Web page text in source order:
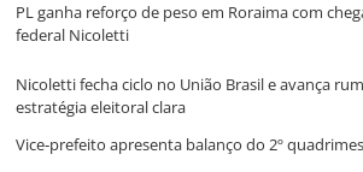
PL ganha reforço de peso em Roraima com
federal Nicoletti
Nicoletti fecha ciclo no União Brasil e avança
estratégia eleitoral clara
Vice‑prefeito apresenta balanço do 2º